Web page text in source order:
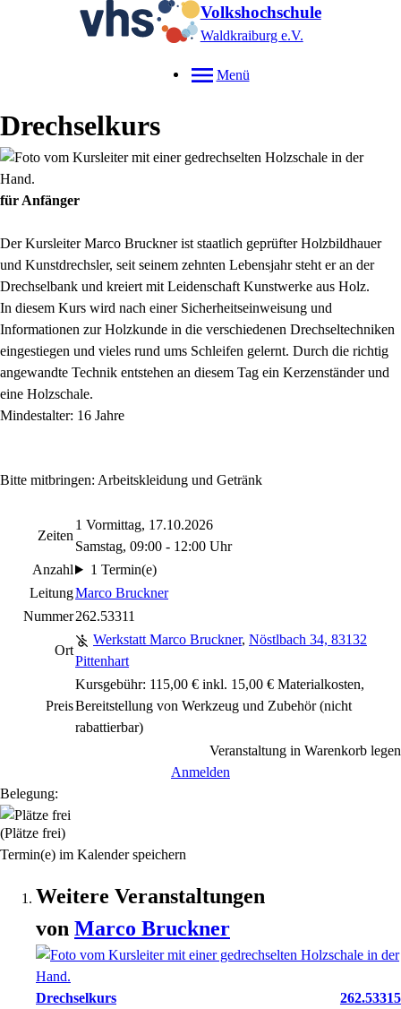
Volkshochschule
Waldkraiburg e.V.
Menü
Drechselkurs
für Anfänger
Der Kursleiter Marco Bruckner ist staatlich geprüfter Holzbildhauer
und Kunstdrechsler, seit seinem zehnten Lebensjahr steht er an der
Drechselbank und kreiert mit Leidenschaft Kunstwerke aus Holz.
In diesem Kurs wird nach einer Sicherheitseinweisung und
Informationen zur Holzkunde in die verschiedenen Drechseltechniken
eingestiegen und vieles rund ums Schleifen gelernt. Durch die richtig
angewandte Technik entstehen an diesem Tag ein Kerzenständer und
eine Holzschale.
Mindestalter: 16 Jahre
Bitte mitbringen: Arbeitskleidung und Getränk
Zeiten
1 Vormittag, 17.10.2026
Samstag, 09:00 - 12:00 Uhr
Anzahl
1 Termin(e)
LeitungMarco Bruckner
Nummer262.53311
Ort
Werkstatt Marco Bruckner, Nöstlbach 34, 83132
Pittenhart
Preis
Kursgebühr: 115,00 € inkl. 15,00 € Materialkosten,
Bereitstellung von Werkzeug und Zubehör(nicht
rabattierbar)
Veranstaltung in Warenkorb legen
Anmelden
Belegung:
(Plätze frei)
Termin(e) im Kalender speichern
Weitere Veranstaltungen
von Marco Bruckner
Drechselkurs
262.53315